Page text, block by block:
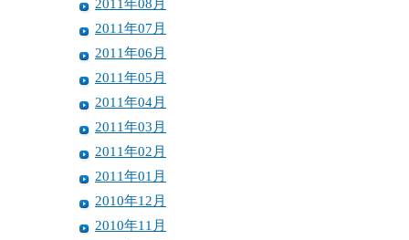
2011年08月
2011年07月
2011年06月
2011年05月
2011年04月
2011年03月
2011年02月
2011年01月
2010年12月
2010年11月